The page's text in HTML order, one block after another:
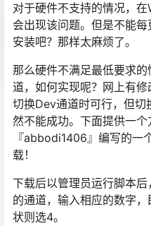
对于硬件不支持的情况，
会出现该问题。但是不能
安装吧？那样太麻烦了。
那么硬件不满足最低要求
道，如何实现呢？网上有
切换Dev通道时可行，但切
然不能成功。下面提供一
『abbodi1406』编写的一
载！
下载后以管理员运行脚本
的通道，输入相应的数字
状则选4。